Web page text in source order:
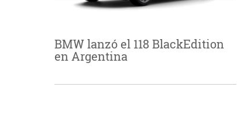
BMW lanzó el 118 BlackEdition
en Argentina